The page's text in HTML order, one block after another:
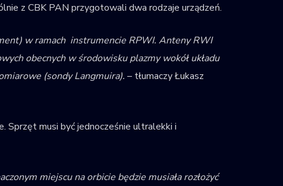
z CBK PAN przygotowali dwa rodzaje urządzeń.
w ramach instrumencie RPWI. Anteny RWI
obecnych w środowisku plazmy wokół układu
(sondy Langmuira). – tłumaczy Łukasz
Sprzęt musi być jednocześnie ultralekki i
miejscu na orbicie będzie musiała rozłożyć